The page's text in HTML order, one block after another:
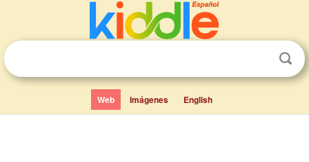
Web Imágenes English